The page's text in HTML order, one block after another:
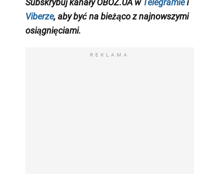
Viberze, aby być na bieżąco znajnowszymi
osiągnięciami.
REKLAMA